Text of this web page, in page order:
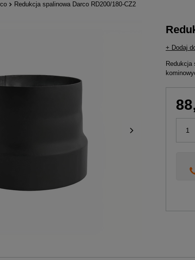
Redukcja spalinowa Darco RD200/180-CZ2
+ Dodaj
Redukcja
1